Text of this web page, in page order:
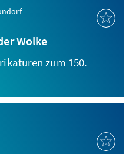
Wolke
zum 150.